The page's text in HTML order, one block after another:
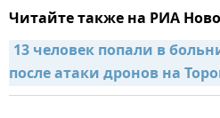
Читайте также на РИА
13 человек попали в
после атаки дронов на